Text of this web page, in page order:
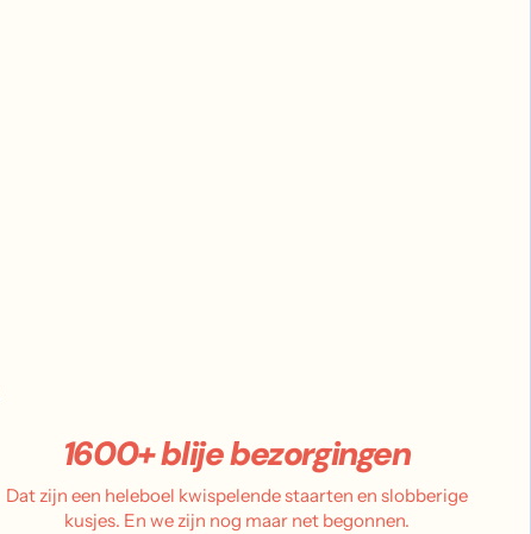
1600+ blije bezorgingen
Dat zijn een heleboel kwispelende staarten en slobberige
kusjes. En we zijn nog maar net begonnen.